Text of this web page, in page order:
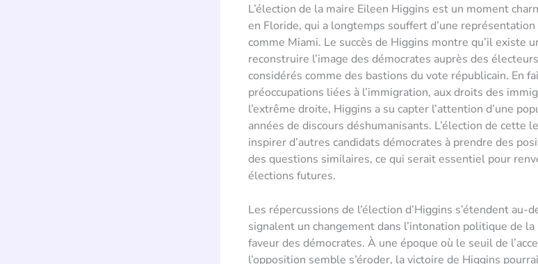
L’élection de la maire Eileen Higgins est un moment
en Floride, qui a longtemps souffert d’une
comme Miami. Le succès de Higgins montre qu’il existe
reconstruire l’image des démocrates auprès des
considérés comme des bastions du vote républicain. En
préoccupations liées à l’immigration, aux droits des
l’extrême droite, Higgins a su capter l’attention d’une
années de discours déshumanisants. L’élection de cette
inspirer d’autres candidats démocrates à prendre des
des questions similaires, ce qui serait essentiel pour
élections futures.
Les répercussions de l’élection d’Higgins s’étendent au-
signalent un changement dans l’intonation politique de
faveur des démocrates. À une époque où le seuil de
l’opposition semble s’éroder, la victoire de Higgins